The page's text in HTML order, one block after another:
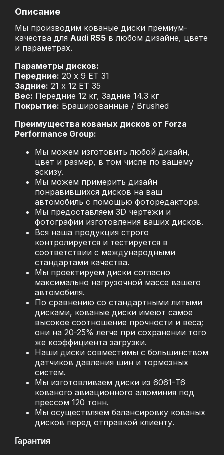
Описание
Мы производим кованые диски премиум-
качества для Audi RS5 в любом дизайне, цвете
и параметрах.
Параметры дисков:
Передние: 20 x 9 ET 31
Задние: 21 x 12 ET 35
Вес: Передние 12 кг, Задние 14.3 кг
Покрытие: Брашированные / Brushed
Преимущества кованых дисков от Forza
Performance Group:
Мы можем изготовить любой дизайн,
цвет и размер, в том числе по вашему
эскизу.
Мы можем примерить дизайн
понравившихся дисков на ваш
автомобиль с помощью фоторедактора.
Мы предоставляем 3D чертежи и
фотографии изготовления ваших дисков.
Вся наша продукция строго
контролируется и тестируется в
соответствии с международными
стандартами качества.
Мы проектируем диски согласно
максимально нагрузочной массе вашего
автомобиля.
По сравнению со стандартными литыми
дисками, кованые диски имеют самое
высокое соотношение прочности и веса;
они на 20-25% легче при сохранении того
же коэффициента загрузки.
Наши диски совместимы с большинством
датчиков давления шин и тормозных
систем.
Мы изготовливаем диски из 6061-T6
кованого авиационного алюминия под
прессом 120 тонн.
Мы осуществляем балансировку кованых
дисков перед отправкой клиенту.
Гарантия